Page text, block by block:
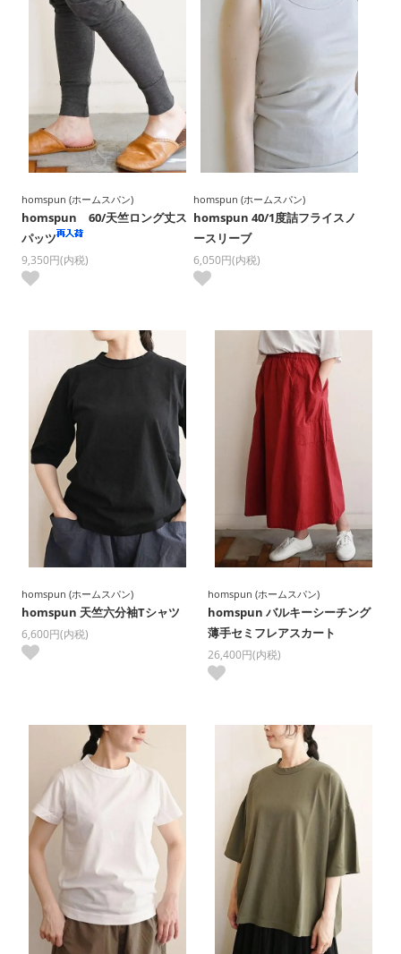
homspun (ホームスパン)
homspun 60/天竺ロング丈ス
パッツ
9,350円(内税)
homspun (ホームスパン)
homspun 40/1度詰フライスノ
ースリーブ
6,050円(内税)
homspun (ホームスパン)
homspun 天竺六分袖Tシャツ
6,600円(内税)
homspun (ホームスパン)
homspun バルキーシーチング
薄手セミフレアスカート
26,400円(内税)